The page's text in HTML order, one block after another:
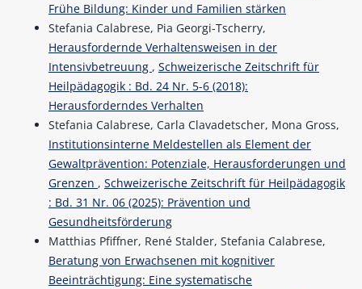
Frühe Bildung: Kinder und Familien stärken
Stefania Calabrese, Pia Georgi-Tscherry,
Herausfordernde Verhaltensweisen in der
Intensivbetreuung , Schweizerische Zeitschrift für
Heilpädagogik : Bd. 24 Nr. 5-6 (2018):
Herausforderndes Verhalten
Stefania Calabrese, Carla Clavadetscher, Mona Gross,
Institutionsinterne Meldestellen als Element der
Gewaltprävention: Potenziale, Herausforderungen und
Grenzen , Schweizerische Zeitschrift für Heilpädagogik
: Bd. 31 Nr. 06 (2025): Prävention und
Gesundheitsförderung
Matthias Pfiffner, René Stalder, Stefania Calabrese,
Beratung von Erwachsenen mit kognitiver
Beeinträchtigung: Eine systematische